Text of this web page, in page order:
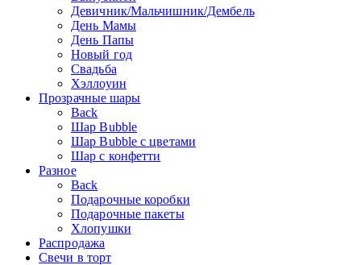
Девичник/Мальчишник/Дембель
День Мамы
День Папы
Новый год
Свадьба
Хэллоуин
Прозрачные шары
Back
Шар Bubble
Шар Bubble с цветами
Шар с конфетти
Разное
Back
Подарочные коробки
Подарочные пакеты
Хлопушки
Распродажа
Свечи в торт